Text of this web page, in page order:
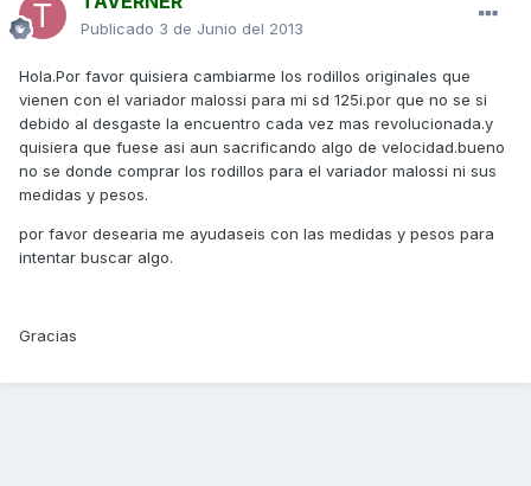
Publicado 3 de Junio del 2013
Hola.Por favor quisiera cambiarme los rodillos originales que
vienen con el variador malossi para mi sd 125i.por que no se si
debido al desgaste la encuentro cada vez mas revolucionada.y
quisiera que fuese asi aun sacrificando algo de velocidad.bueno
no se donde comprar los rodillos para el variador malossi ni sus
medidas y pesos.
por favor desearia me ayudaseis con las medidas y pesos para
intentar buscar algo.
Gracias